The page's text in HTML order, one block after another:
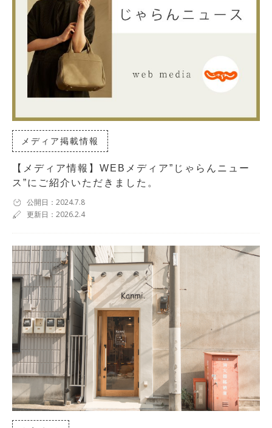
メディア掲載情報
【メディア情報】WEBメディア”じゃらんニュー
ス”にご紹介いただきました。
公開日：2024.7.8
更新日：2026.2.4